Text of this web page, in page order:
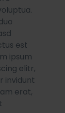
est
ipsum
elitr,
invidunt
erat,